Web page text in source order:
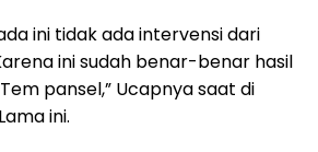
ini tidak ada intervensi dari
ini sudah benar-benar hasil
pansel,” Ucapnya saat di
ini.